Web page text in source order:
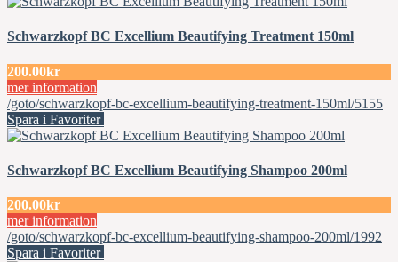
Schwarzkopf BC Excellium Beautifying Treatment 150ml
200.00kr
mer information
/goto/schwarzkopf-bc-excellium-beautifying-treatment-150ml/5155
Spara i Favoriter
Schwarzkopf BC Excellium Beautifying Shampoo 200ml
200.00kr
mer information
/goto/schwarzkopf-bc-excellium-beautifying-shampoo-200ml/1992
Spara i Favoriter